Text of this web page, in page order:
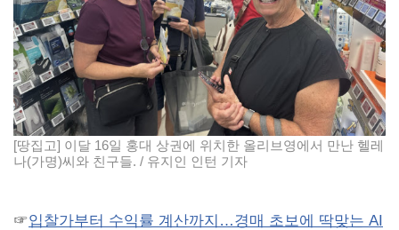
[땅집고] 이달 16일 홍대 상권에 위치한 올리브영에서 만난 헬레
나(가명)씨와 친구들. / 유지인 인턴 기자
☞입찰가부터 수익률 계산까지…경매 초보에 딱맞는 AI